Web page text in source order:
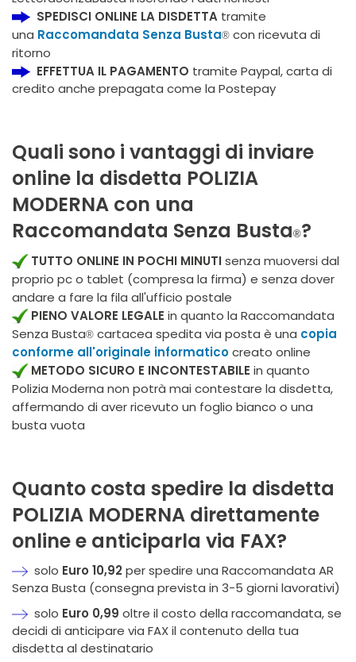
SPEDISCI ONLINE LA DISDETTA tramite
una Raccomandata Senza Busta® con ricevuta di
ritorno
EFFETTUA IL PAGAMENTO tramite Paypal, carta di
credito anche prepagata come la Postepay
Quali sono i vantaggi di inviare
online la disdetta POLIZIA
MODERNA con una
Raccomandata Senza Busta®?
TUTTO ONLINE IN POCHI MINUTIsenza muoversi dal
proprio pc o tablet (compresa la firma) e senza dover
andare a fare la fila all'ufficio postale
PIENO VALORE LEGALE in quanto la Raccomandata
Senza Busta® cartacea spedita via posta è una copia
conforme all'originale informaticocreato online
METODO SICURO E INCONTESTABILE in quanto
Polizia Moderna non potrà mai contestare la disdetta,
affermando di aver ricevuto un foglio bianco o una
busta vuota
Quanto costa spedire la disdetta
POLIZIA MODERNA direttamente
online e anticiparla via FAX?
solo Euro 10,92per spedire una Raccomandata AR
Senza Busta (consegna prevista in 3-5 giorni lavorativi)
solo Euro 0,99 oltre il costo della raccomandata, se
decidi di anticipare via FAX il contenuto della tua
disdetta al destinatario